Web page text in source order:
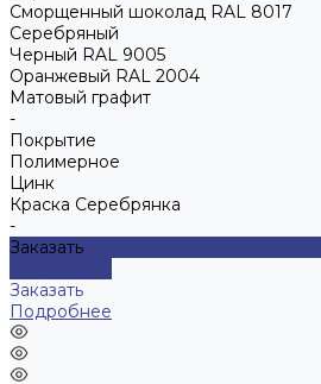
Сморщенный шоколад RAL 8017
Серебряный
Черный RAL 9005
Оранжевый RAL 2004
Матовый графит
-
Покрытие
Полимерное
Цинк
Краска Серебрянка
-
Заказать
Заказать
Подробнее